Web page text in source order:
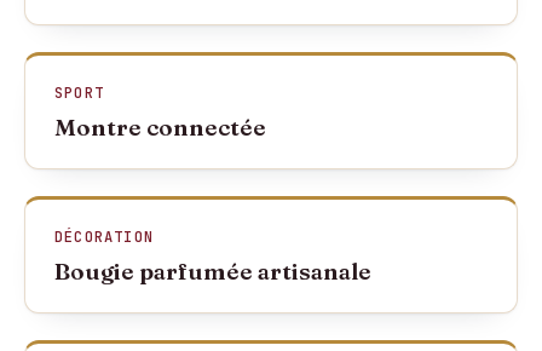
SPORT
Montre connectée
DÉCORATION
Bougie parfumée artisanale